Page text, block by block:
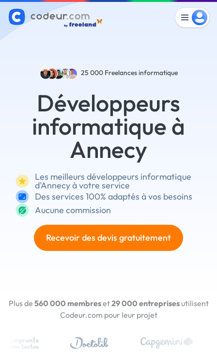
25 000 Freelances informatique
Développeurs
informatique à
Annecy
Les meilleurs développeurs informatique
d'Annecy à votre service
Des services 100% adaptés à vos besoins
Aucune commission
Recevoir des devis gratuitement
Plus de 560 000 membreset29 000 entreprisesutilisent
Codeur.com pour leur projet